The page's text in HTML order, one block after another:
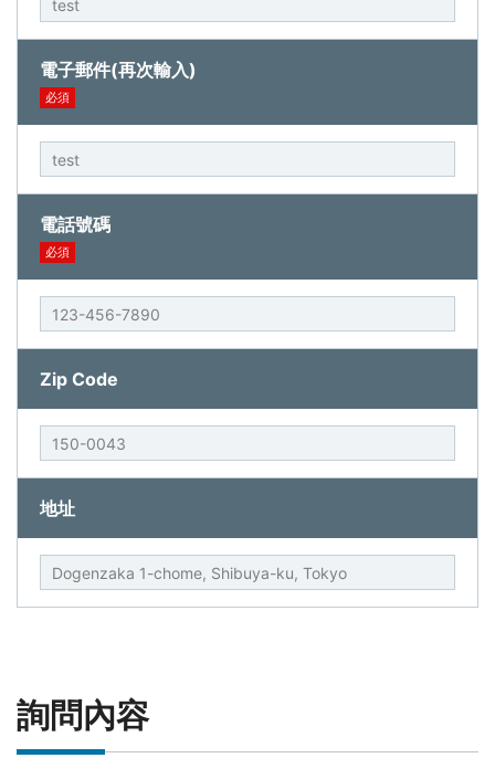
電子郵件(再次輸入)
必須
電話號碼
必須
Zip Code
地址
詢問內容